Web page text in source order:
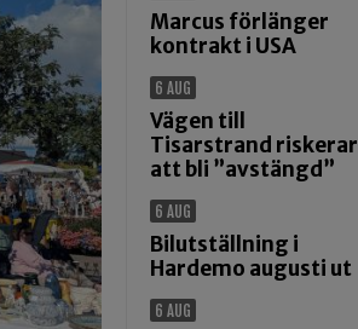
Marcus förlänger
kontrakt i USA
6 AUG
Vägen till
Tisarstrand riskerar
att bli ”avstängd”
6 AUG
Bilutställning i
Hardemo augusti ut
6 AUG